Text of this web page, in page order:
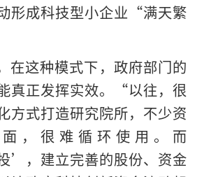
形成科技型小企业“满天繁
在这种模式下，政府部门的
真正发挥实效。“以往，很
方式打造研究院所，不少资
，很难循环使用。而
，建立完善的股份、资金